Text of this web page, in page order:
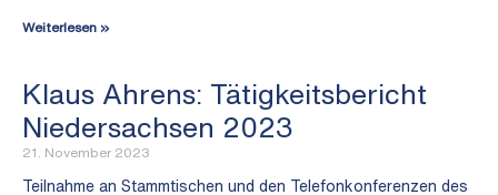
Weiterlesen »
Klaus Ahrens: Tätigkeitsbericht
Niedersachsen 2023
21. November 2023
Teilnahme an Stammtischen und den Telefonkonferenzen des